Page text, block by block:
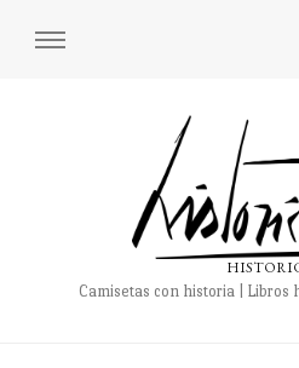
Camisetas con historia | Libros